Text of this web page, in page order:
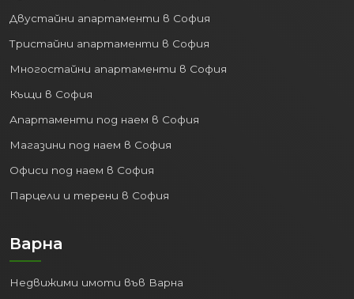
Двустайни апартаменти в София
Тристайни апартаменти в София
Многостайни апартаменти в София
Къщи в София
Апартаменти под наем в София
Магазини под наем в София
Офиси под наем в София
Парцели и терени в София
Варна
Недвижими имоти във Варна